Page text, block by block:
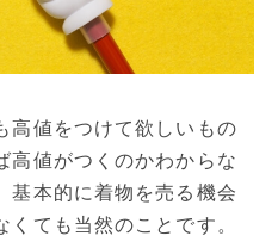
高値をつけて欲しいもの
高値がつくのかわからな
基本的に着物を売る機会
ても当然のことです。